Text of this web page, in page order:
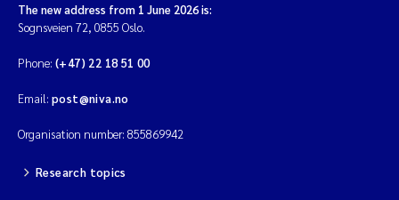
The new address from 1 June 2026 is:
Sognsveien 72, 0855 Oslo.
Phone: (+47) 22 18 51 00
Email: post@niva.no
Organisation number: 855869942
Research topics